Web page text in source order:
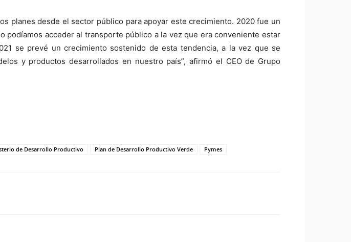
planes desde el sector público para apoyar este crecimiento. 2020 fue un
acceder al transporte público a la vez que era conveniente estar
se prevé un crecimiento sostenido de esta tendencia, a la vez que se
y productos desarrollados en nuestro país”, afirmó el CEO de Grupo
de Desarrollo Productivo Plan de Desarrollo Productivo Verde Pymes